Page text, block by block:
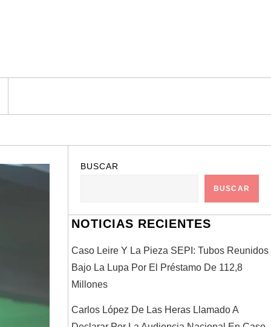
BUSCAR
BUSCAR
NOTICIAS RECIENTES
Caso Leire Y La Pieza SEPI: Tubos Reunidos
Bajo La Lupa Por El Préstamo De 112,8
Millones
Carlos López De Las Heras Llamado A